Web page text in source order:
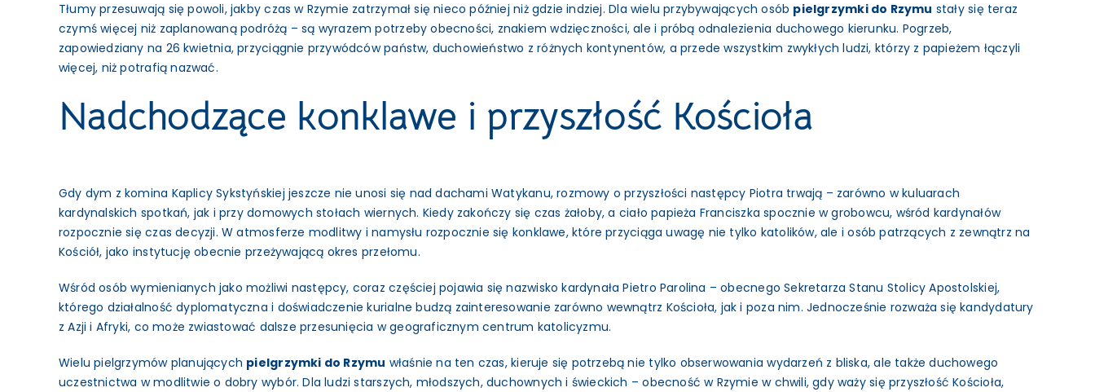
Tłumy przesuwają się powoli, jakby czas w Rzymie zatrzymał się nieco później niż gdzie indziej. Dla wielu przybywających osób pielgrzymki do Rzymu stały się teraz
czymś więcej niż zaplanowaną podróżą – są wyrazem potrzeby obecności, znakiem wdzięczności, ale i próbą odnalezienia duchowego kierunku. Pogrzeb,
zapowiedziany na 26 kwietnia, przyciągnie przywódców państw, duchowieństwo z różnych kontynentów, a przede wszystkim zwykłych ludzi, którzy z papieżem łączyli
więcej, niż potrafią nazwać.
Nadchodzące konklawe i przyszłość Kościoła
Gdy dym z komina Kaplicy Sykstyńskiej jeszcze nie unosi się nad dachami Watykanu, rozmowy o przyszłości następcy Piotra trwają – zarówno w kuluarach
kardynalskich spotkań, jak i przy domowych stołach wiernych. Kiedy zakończy się czas żałoby, a ciało papieża Franciszka spocznie w grobowcu, wśród kardynałów
rozpocznie się czas decyzji. W atmosferze modlitwy i namysłu rozpocznie się konklawe, które przyciąga uwagę nie tylko katolików, ale i osób patrzących z zewnątrz na
Kościół, jako instytucję obecnie przeżywającą okres przełomu.
Wśród osób wymienianych jako możliwi następcy, coraz częściej pojawia się nazwisko kardynała Pietro Parolina – obecnego Sekretarza Stanu Stolicy Apostolskiej,
którego działalność dyplomatyczna i doświadczenie kurialne budzą zainteresowanie zarówno wewnątrz Kościoła, jak i poza nim. Jednocześnie rozważa się kandydatury
z Azji i Afryki, co może zwiastować dalsze przesunięcia w geograficznym centrum katolicyzmu.
Wielu pielgrzymów planujących pielgrzymki do Rzymu właśnie na ten czas, kieruje się potrzebą nie tylko obserwowania wydarzeń z bliska, ale także duchowego
uczestnictwa w modlitwie o dobry wybór. Dla ludzi starszych, młodszych, duchownych i świeckich – obecność w Rzymie w chwili, gdy waży się przyszłość Kościoła,